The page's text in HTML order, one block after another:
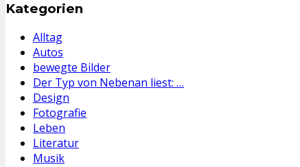
Kategorien
Alltag
Autos
bewegte Bilder
Der Typ von Nebenan liest: …
Design
Fotografie
Leben
Literatur
Musik